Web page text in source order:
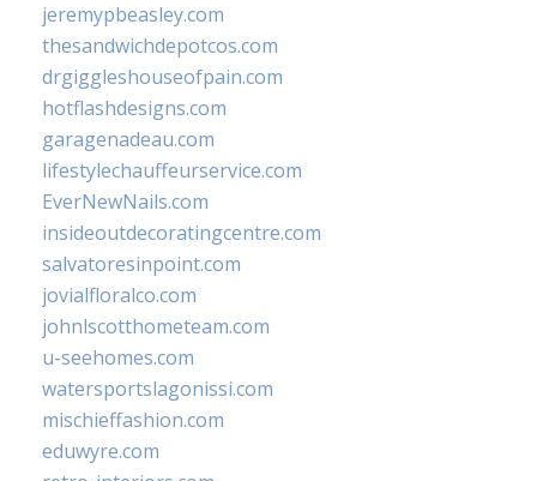
jeremypbeasley.com
thesandwichdepotcos.com
drgiggleshouseofpain.com
hotflashdesigns.com
garagenadeau.com
lifestylechauffeurservice.com
EverNewNails.com
insideoutdecoratingcentre.com
salvatoresinpoint.com
jovialfloralco.com
johnlscotthometeam.com
u-seehomes.com
watersportslagonissi.com
mischieffashion.com
eduwyre.com